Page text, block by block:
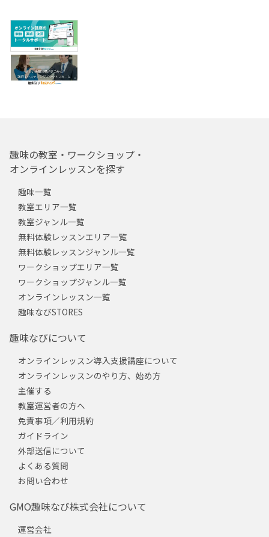
趣味の教室・ワークショップ・
オンラインレッスンを探す
趣味一覧
教室エリア一覧
教室ジャンル一覧
無料体験レッスンエリア一覧
無料体験レッスンジャンル一覧
ワークショップエリア一覧
ワークショップジャンル一覧
オンラインレッスン一覧
趣味なびSTORES
趣味なびについて
オンラインレッスン導入支援講座について
オンラインレッスンのやり方、始め方
主催する
教室運営者の方へ
免責事項／利用規約
ガイドライン
外部送信について
よくある質問
お問い合わせ
GMO趣味なび株式会社について
運営会社